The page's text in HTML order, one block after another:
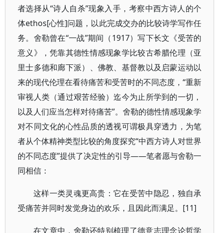
者选择从“诗人自杀”现象入手，考察中西方诗人的个
体ethos[心性]问题，以此完成交办的比较诗学写作任
务。舍勒曾在“一战”期间（1917）写下长文《受苦的
意义》，凭靠其德性情感现象学比较古希腊伦理（亚
里士多德和廊下派）、佛教、基督教以及启蒙运动以
来的现代伦理在看待痛苦和受苦时的不同态度，“重新
审视人类（通过艰苦经验）迄今为止所学到的一切，
以及人们应当怎样对待痛苦”。舍勒的德性情感现象学
对不同文化的心性品质的透视可谓极具穿透力，为笔
者从个体精神类型比较的角度探究“中西方诗人对世界
的不同态度”提供了决定性的引导——笔者愿与舍勒一
同相信：
这样一类灵魂更高贵：它在受苦中隐忍，独自承
受痛苦并同时发觉身边的欢乐，且因此而满足。[11]
在文章中，舍勒还特别梳理了德意志理念论哲学